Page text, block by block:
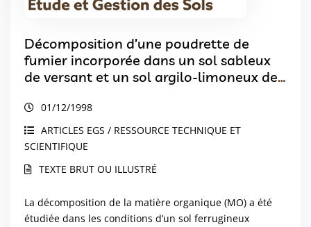
Décomposition d’une poudrette de
fumier incorporée dans un sol sableux
de versant et un sol argilo-limoneux de
(Burkina Faso)
01/12/1998
ARTICLES EGS / RESSOURCE TECHNIQUE ET
SCIENTIFIQUE
TEXTE BRUT OU ILLUSTRÉ
La décomposition de la matière organique (MO) a été
étudiée dans les conditions d’un sol ferrugineux